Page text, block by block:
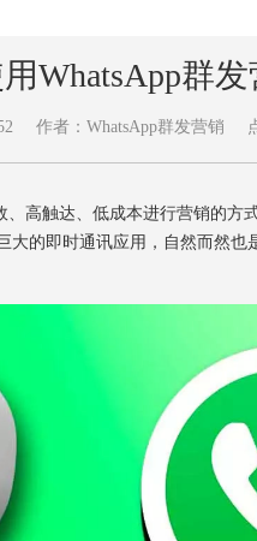
WhatsApp群发
作者：WhatsApp群发营销
触达、低成本进行营销的方
大的即时通讯应用，自然而然